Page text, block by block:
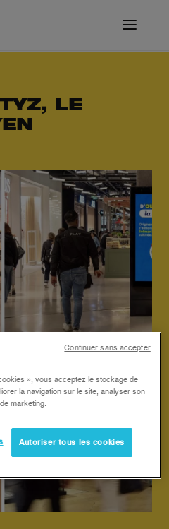
LE
», vous acceptez le stockage de
la navigation sur le site, analyser son
marketing.
Autoriser tous les cookies
Continuer sans accepter